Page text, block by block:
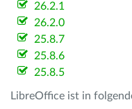
26.2.1
26.2.0
25.8.7
25.8.6
25.8.5
LibreOffice ist in